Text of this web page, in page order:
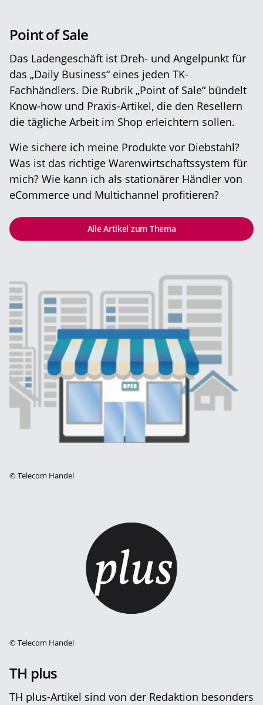
©Telecom Handel
Point of Sale
Das Ladengeschäft ist Dreh- und Angelpunkt für
das „Daily Business“ eines jeden TK-
Fachhändlers. Die Rubrik „Point of Sale“ bündelt
Know-how und Praxis-Artikel, die den Resellern
die tägliche Arbeit im Shop erleichtern sollen.
Wie sichere ich meine Produkte vor Diebstahl?
Was ist das richtige Warenwirtschaftssystem für
mich? Wie kann ich als stationärer Händler von
eCommerce und Multichannel profitieren?
Alle Artikel zum Thema
©Telecom Handel
TH plus
TH plus-Artikel sind von der Redaktion besonders